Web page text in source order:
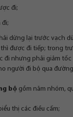
đi;
đi;
dừng lại trước vạch
được đi tiếp; trong
đi nhưng phải giảm tốc
người đi bộ qua
bộ gồm năm nhóm,
thị các điều cấm;